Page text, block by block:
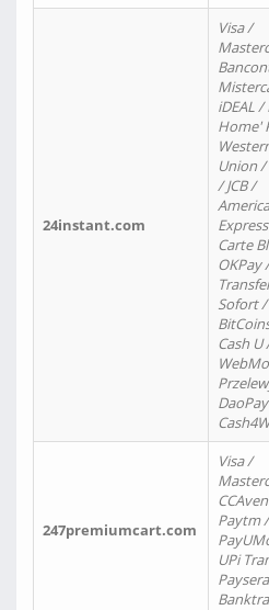
24instant.com
Visa /
iDEAL /
Home'
Union
/ JCB /
Carte
OKPay
Sofort /
Cash U
247premiumcart.com
Visa /
Paytm /
UPi